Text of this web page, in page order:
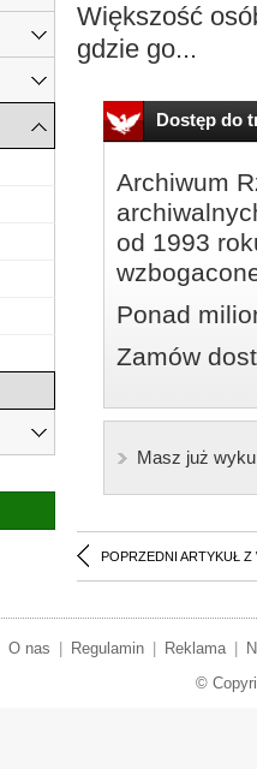
Większość
gdzie go...
Dostęp do
Archiwum
od 1993
Ponad
Zamów
Masz już
POPRZEDNI ARTYKUŁ Z
O nas Regulamin Reklama
©